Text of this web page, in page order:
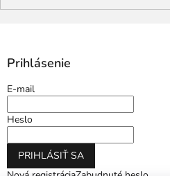
Prihlásenie
E-mail
Heslo
PRIHLÁSIŤ SA